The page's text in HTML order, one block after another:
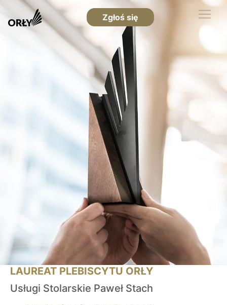
Zgłoś się
LAUREAT PLEBISCYTU ORŁY
Usługi Stolarskie Paweł Stach